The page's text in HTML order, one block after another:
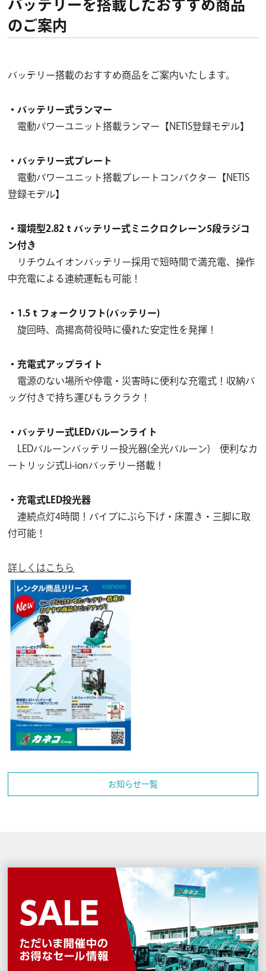
バッテリーを搭載したおすすめ商品
のご案内
バッテリー搭載のおすすめ商品をご案内いたします。
・バッテリー式ランマー
電動パワーユニット搭載ランマー【NETIS登録モデル】
・バッテリー式プレート
電動パワーユニット搭載プレートコンパクター【NETIS
登録モデル】
・環境型2.82ｔバッテリー式ミニクロクレーン5段ラジコ
ン付き
リチウムイオンバッテリー採用で短時間で満充電、操作
中充電による連続運転も可能！
・1.5ｔフォークリフト(バッテリー)
旋回時、高揚高荷役時に優れた安定性を発揮！
・充電式アップライト
電源のない場所や停電・災害時に便利な充電式！収納バ
ッグ付きで持ち運びもラクラク！
・バッテリー式LEDバルーンライト
LEDバルーンバッテリー投光器(全光バルーン) 便利なカ
ートリッジ式Li-ionバッテリー搭載！
・充電式LED投光器
連続点灯4時間！パイプにぶら下げ・床置き・三脚に取
付可能！
詳しくはこちら
お知らせ一覧